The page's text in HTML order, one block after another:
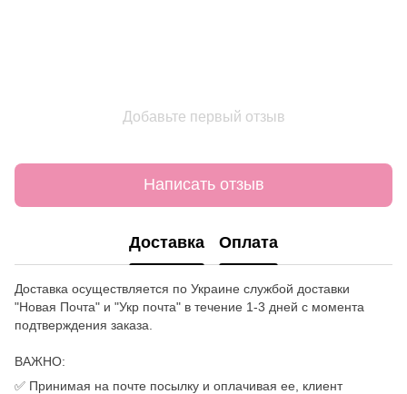
Добавьте первый отзыв
Написать отзыв
Доставка Оплата
Доставка осуществляется по Украине службой доставки
"Новая Почта" и "Укр почта" в течение 1-3 дней с момента
подтверждения заказа.
ВАЖНО:
✅ Принимая на почте посылку и оплачивая ее, клиент